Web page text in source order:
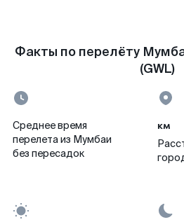
Факты по перелёту
(GWL)
Среднее время
перелета из Мумбаи
без пересадок
км